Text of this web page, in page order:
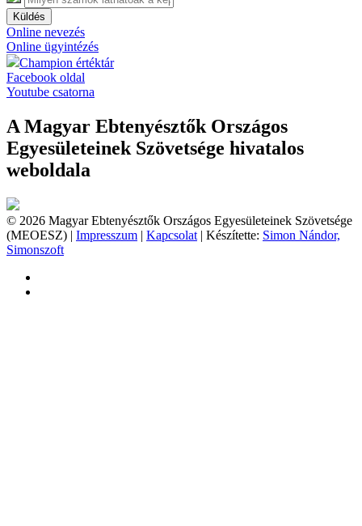
Küldés
Online nevezés
Online ügyintézés
Champion értéktár
Facebook oldal
Youtube csatorna
A Magyar Ebtenyésztők Országos
Egyesületeinek Szövetsége hivatalos
weboldala
© 2026 Magyar Ebtenyésztők Országos Egyesületeinek Szövetsége
(MEOESZ) | Impresszum | Kapcsolat | Készítette: Simon Nándor,
Simonszoft